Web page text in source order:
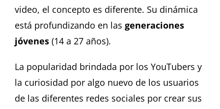
video, el concepto es diferente. Su dinámica
está profundizando en las generaciones
jóvenes (14 a 27 años).
La popularidad brindada por los YouTubers y
la curiosidad por algo nuevo de los usuarios
de las diferentes redes sociales por crear sus